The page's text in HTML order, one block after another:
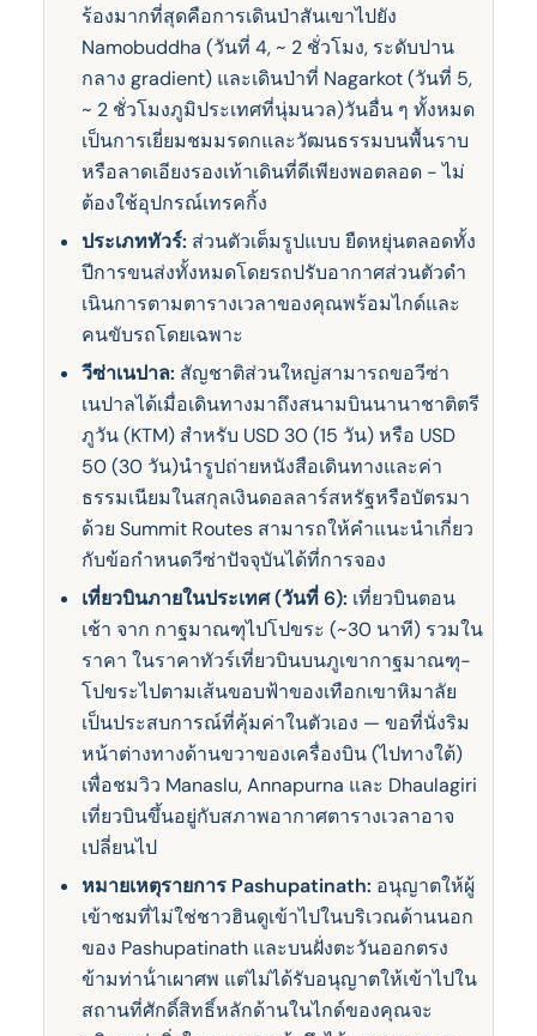
ร้องมากที่สุดคือการเดินป่าสันเขาไปยัง
Namobuddha (วันที่ 4, ~ 2 ชั่วโมง, ระดับปาน
กลาง gradient) และเดินป่าที่ Nagarkot (วันที่ 5,
~ 2 ชั่วโมงภูมิประเทศที่นุ่มนวล)วันอื่น ๆ ทั้งหมด
เป็นการเยี่ยมชมมรดกและวัฒนธรรมบนพื้นราบ
หรือลาดเอียงรองเท้าเดินที่ดีเพียงพอตลอด - ไม่
ต้องใช้อุปกรณ์เทรคกิ้ง
ประเภททัวร์: ส่วนตัวเต็มรูปแบบ ยืดหยุ่นตลอดทั้ง
ปีการขนส่งทั้งหมดโดยรถปรับอากาศส่วนตัวดํา
เนินการตามตารางเวลาของคุณพร้อมไกด์และ
คนขับรถโดยเฉพาะ
วีซ่าเนปาล: สัญชาติส่วนใหญ่สามารถขอวีซ่า
เนปาลได้เมื่อเดินทางมาถึงสนามบินนานาชาติตรี
ภูวัน (KTM) สําหรับ USD 30 (15 วัน) หรือ USD
50 (30 วัน)นํารูปถ่ายหนังสือเดินทางและค่า
ธรรมเนียมในสกุลเงินดอลลาร์สหรัฐหรือบัตรมา
ด้วย Summit Routes สามารถให้คําแนะนําเกี่ยว
กับข้อกําหนดวีซ่าปัจจุบันได้ที่การจอง
เที่ยวบินภายในประเทศ (วันที่ 6): เที่ยวบินตอน
เช้า จาก กาฐมาณฑุไปโปขระ (~30 นาที) รวมใน
ราคา ในราคาทัวร์เที่ยวบินบนภูเขากาฐมาณฑุ-
โปขระไปตามเส้นขอบฟ้าของเทือกเขาหิมาลัย
เป็นประสบการณ์ที่คุ้มค่าในตัวเอง — ขอที่นั่งริม
หน้าต่างทางด้านขวาของเครื่องบิน (ไปทางใต้)
เพื่อชมวิว Manaslu, Annapurna และ Dhaulagiri
เที่ยวบินขึ้นอยู่กับสภาพอากาศตารางเวลาอาจ
เปลี่ยนไป
หมายเหตุรายการ Pashupatinath: อนุญาตให้ผู้
เข้าชมที่ไม่ใช่ชาวฮินดูเข้าไปในบริเวณด้านนอก
ของ Pashupatinath และบนฝั่งตะวันออกตรง
ข้ามท่าน้ําเผาศพ แต่ไม่ได้รับอนุญาตให้เข้าไปใน
สถานที่ศักดิ์สิทธิ์หลักด้านในไกด์ของคุณจะ